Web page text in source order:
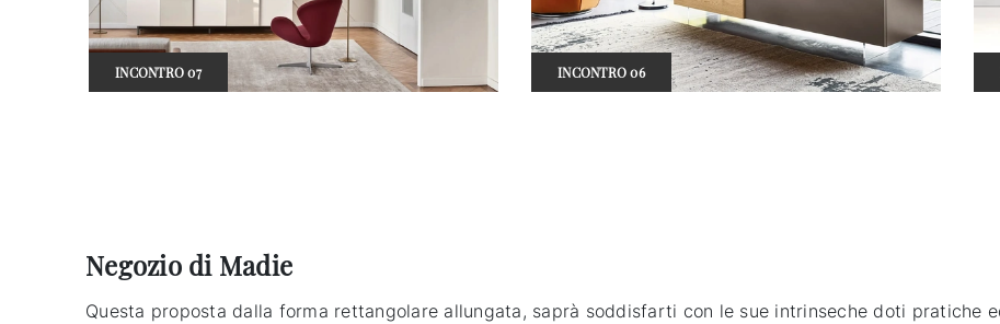
INCONTRO 07 INCONTRO 06
Negozio di Madie
Questa proposta dalla forma rettangolare allungata, saprà soddisfarti con le sue intrinseche doti pratiche